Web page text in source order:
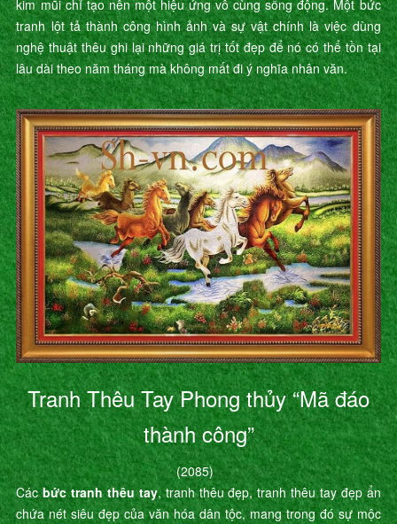
kim mũi chỉ tạo nên một hiệu ứng vô cùng sống động. Một bức
tranh lột tả thành công hình ảnh và sự vật chính là việc dùng
nghệ thuật thêu ghi lại những giá trị tốt đẹp để nó có thể tồn tại
lâu dài theo năm tháng mà không mất đi ý nghĩa nhân văn.
Tranh Thêu Tay Phong thủy “Mã đáo
thành công”
(2085)
Cácbức tranh thêu tay, tranh thêu đẹp, tranh thêu tay đẹp ẩn
chứa nét siêu đẹp của văn hóa dân tộc, mang trong đó sự mộc